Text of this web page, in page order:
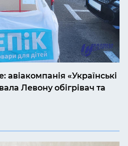
авіакомпанія «Українські
Левону обігрівач та